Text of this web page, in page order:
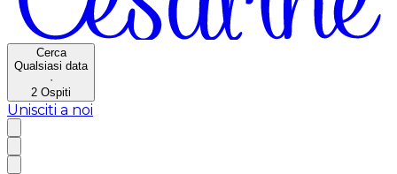
Cerca
Qualsiasi data
·
2 Ospiti
Unisciti a noi